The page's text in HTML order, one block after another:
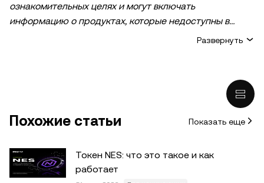
ознакомительных целях и могут включать
информацию о продуктах, которые недоступны в
вашем регионе. Они не являются инвестиционным
активы, в том числе стейблкоины, сопряжены с
колебаниям. Тщательно оцените финансовое
состояние и определите, подходит ли вам торговля и
Развернуть
Похожие статьи Показать еще
Токен NES: что это такое и как
работает